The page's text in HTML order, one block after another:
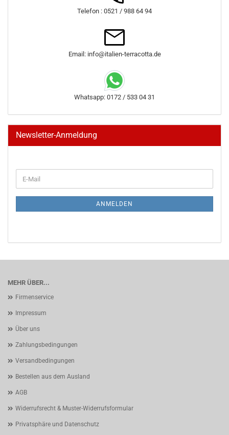
Telefon : 0521 / 988 64 94
Email: info@italien-terracotta.de
Whatsapp: 0172 / 533 04 31
Newsletter-Anmeldung
ZUR
E-
Mail
ANMELDEN
MEHR ÜBER...
Firmenservice
Impressum
Über uns
Zahlungsbedingungen
Versandbedingungen
Bestellen aus dem Ausland
AGB
Widerrufsrecht & Muster-Widerrufsformular
Privatsphäre und Datenschutz